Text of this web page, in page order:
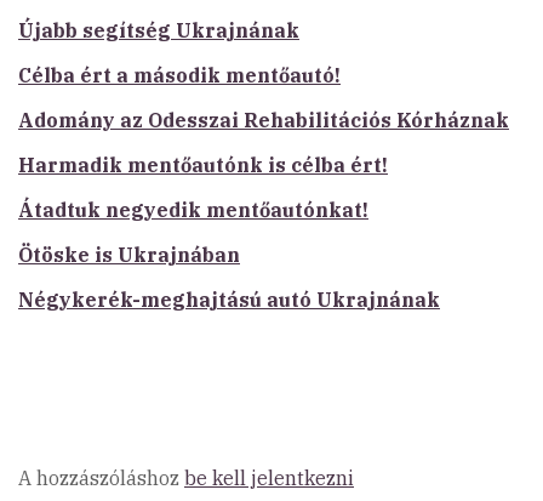
Újabb segítség Ukrajnának
Célba ért a második mentőautó!
Adomány az Odesszai Rehabilitációs Kórháznak
Harmadik mentőautónk is célba ért!
Átadtuk negyedik mentőautónkat!
Ötöske is Ukrajnában
Négykerék-meghajtású autó Ukrajnának
A hozzászóláshoz be kell jelentkezni